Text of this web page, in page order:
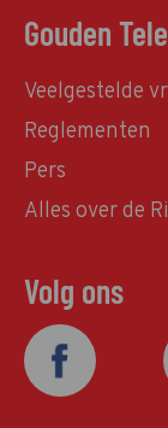
Gouden
Veelgestelde
Reglementen
Pers
Alles over de
Volg ons